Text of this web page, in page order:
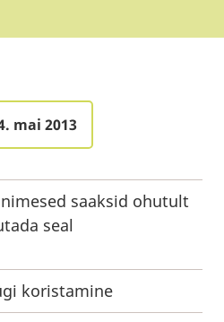
mai 2013
saaksid ohutult
seal
koristamine